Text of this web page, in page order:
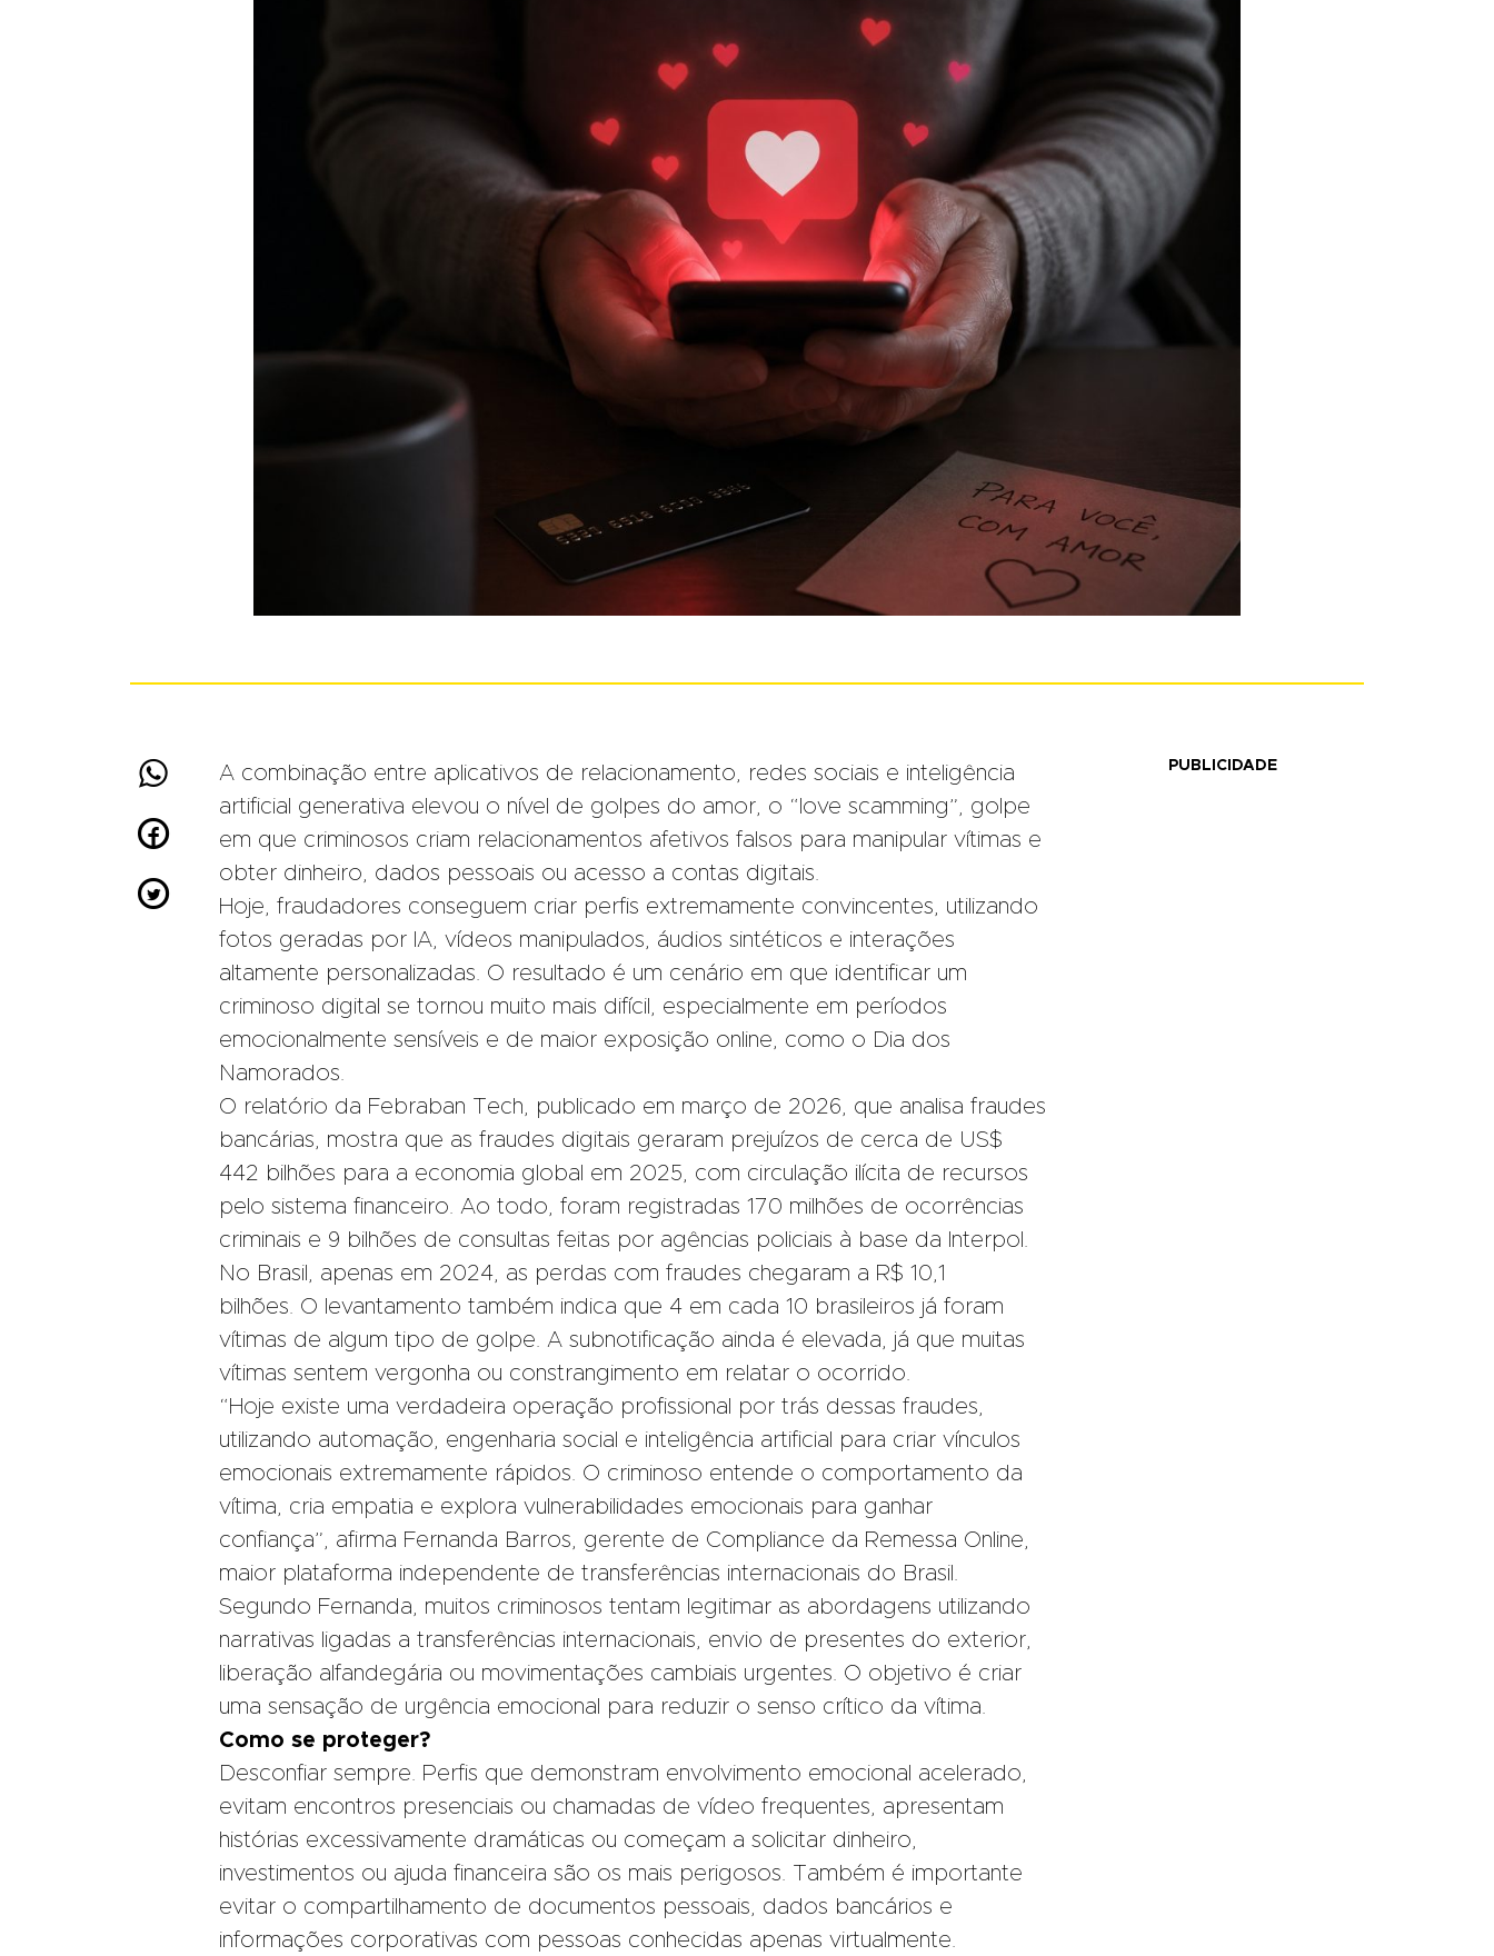



A combinação entre aplicativos de relacionamento, redes sociais e inteligência
artificial generativa elevou o nível de golpes do amor, o “love scamming”, golpe
em que criminosos criam relacionamentos afetivos falsos para manipular vítimas e
obter dinheiro, dados pessoais ou acesso a contas digitais.
Hoje, fraudadores conseguem criar perfis extremamente convincentes, utilizando
fotos geradas por IA, vídeos manipulados, áudios sintéticos e interações
altamente personalizadas. O resultado é um cenário em que identificar um
criminoso digital se tornou muito mais difícil, especialmente em períodos
emocionalmente sensíveis e de maior exposição online, como o Dia dos
Namorados.
O relatório da Febraban Tech, publicado em março de 2026, que analisa fraudes
bancárias, mostra que as fraudes digitais geraram prejuízos de cerca de US$
442 bilhões para a economia global em 2025, com circulação ilícita de recursos
pelo sistema financeiro. Ao todo, foram registradas 170 milhões de ocorrências
criminais e 9 bilhões de consultas feitas por agências policiais à base da Interpol.
No Brasil, apenas em 2024, as perdas com fraudes chegaram a R$ 10,1
bilhões. O levantamento também indica que 4 em cada 10 brasileiros já foram
vítimas de algum tipo de golpe. A subnotificação ainda é elevada, já que muitas
vítimas sentem vergonha ou constrangimento em relatar o ocorrido.
“Hoje existe uma verdadeira operação profissional por trás dessas fraudes,
utilizando automação, engenharia social e inteligência artificial para criar vínculos
emocionais extremamente rápidos. O criminoso entende o comportamento da
vítima, cria empatia e explora vulnerabilidades emocionais para ganhar
confiança”, afirma Fernanda Barros, gerente de Compliance da Remessa Online,
maior plataforma independente de transferências internacionais do Brasil.
Segundo Fernanda, muitos criminosos tentam legitimar as abordagens utilizando
narrativas ligadas a transferências internacionais, envio de presentes do exterior,
liberação alfandegária ou movimentações cambiais urgentes. O objetivo é criar
uma sensação de urgência emocional para reduzir o senso crítico da vítima.
Como se proteger?
Desconfiar sempre. Perfis que demonstram envolvimento emocional acelerado,
evitam encontros presenciais ou chamadas de vídeo frequentes, apresentam
histórias excessivamente dramáticas ou começam a solicitar dinheiro,
investimentos ou ajuda financeira são os mais perigosos. Também é importante
evitar o compartilhamento de documentos pessoais, dados bancários e
informações corporativas com pessoas conhecidas apenas virtualmente.
PUBLICIDADE